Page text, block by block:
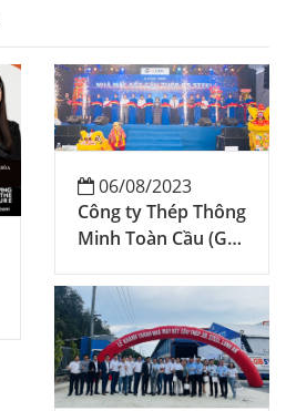
06/08/2023
Công ty Thép Thông
Minh Toàn Cầu (GB
nhà máy tại Long
An